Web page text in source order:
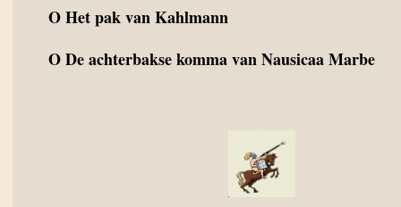
OHet pak van Kahlmann
ODe achterbakse komma van Nausicaa Marbe